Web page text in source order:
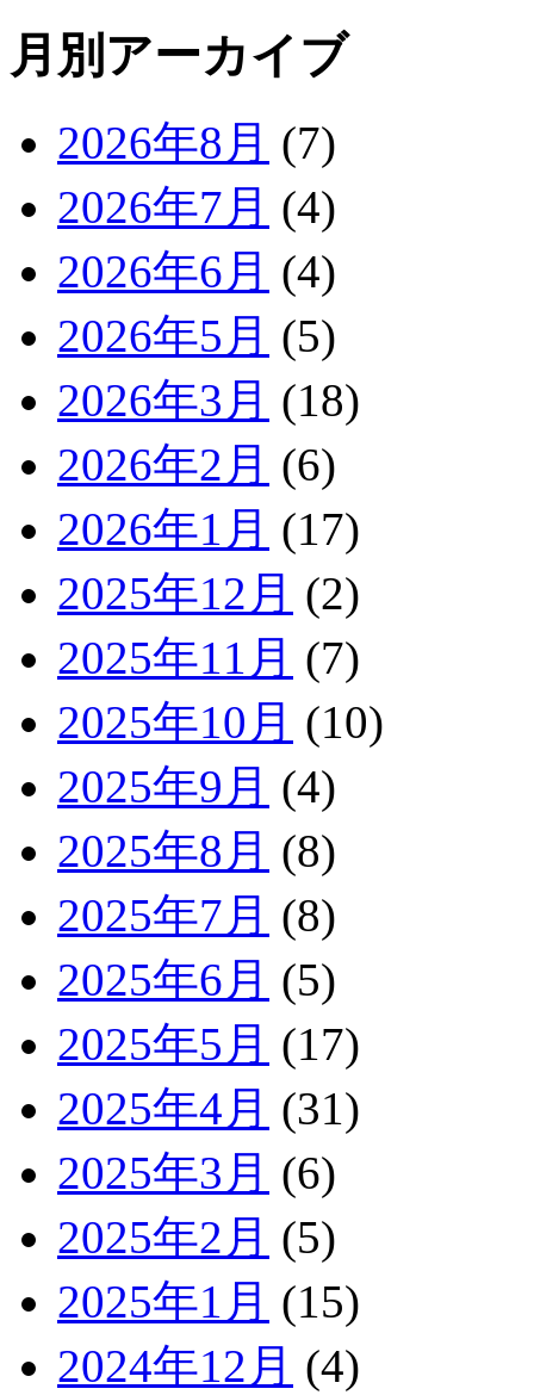
月別アーカイブ
2026年8月 (7)
2026年7月 (4)
2026年6月 (4)
2026年5月 (5)
2026年3月 (18)
2026年2月 (6)
2026年1月 (17)
2025年12月 (2)
2025年11月 (7)
2025年10月 (10)
2025年9月 (4)
2025年8月 (8)
2025年7月 (8)
2025年6月 (5)
2025年5月 (17)
2025年4月 (31)
2025年3月 (6)
2025年2月 (5)
2025年1月 (15)
2024年12月 (4)